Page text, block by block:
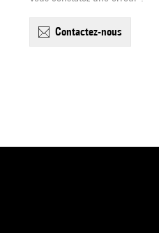
contactez-nous